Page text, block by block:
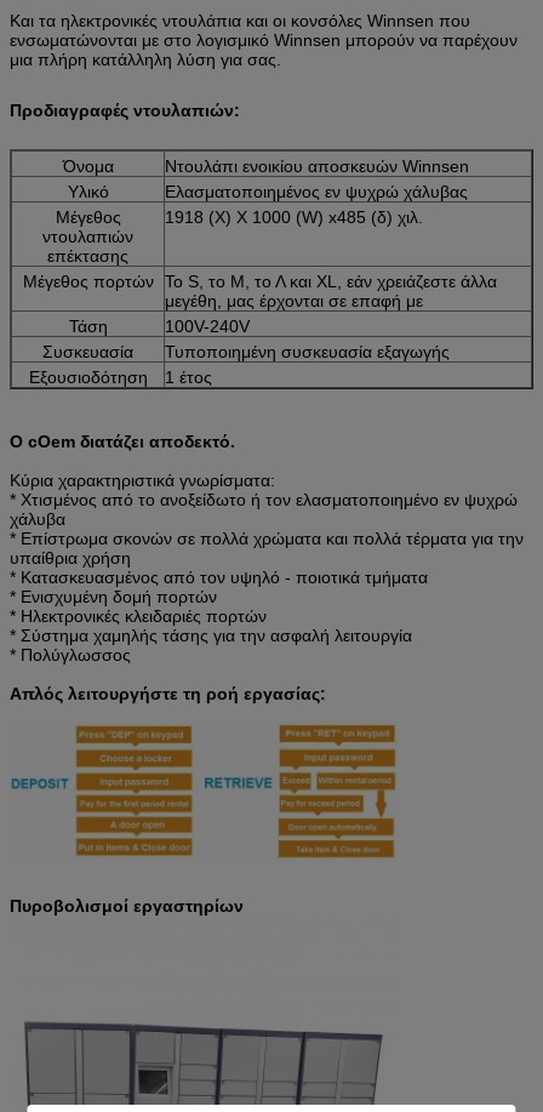
Και τα ηλεκτρονικές ντουλάπια και οι κονσόλες Winnsen που
ενσωματώνονται με στο λογισμικό Winnsen μπορούν να παρέχουν
μια πλήρη κατάλληλη λύση για σας.
Προδιαγραφές ντουλαπιών:
Όνομα
Ντουλάπι ενοικίου αποσκευών Winnsen
Υλικό
Ελασματοποιημένος εν ψυχρώ χάλυβας
Μέγεθος
ντουλαπιών
επέκτασης
1918 (Χ) Χ 1000 (W) x485 (δ) χιλ.
Μέγεθος πορτών Το S, το Μ, το Λ και XL, εάν χρειάζεστε άλλα
μεγέθη, μας έρχονται σε επαφή με
Τάση
100V-240V
Συσκευασία
Τυποποιημένη συσκευασία εξαγωγής
Εξουσιοδότηση
1 έτος
Ο cOem διατάζει αποδεκτό.
Κύρια χαρακτηριστικά γνωρίσματα:
* Χτισμένος από το ανοξείδωτο ή τον ελασματοποιημένο εν ψυχρώ
χάλυβα
* Επίστρωμα σκονών σε πολλά χρώματα και πολλά τέρματα για την
υπαίθρια χρήση
* Κατασκευασμένος από τον υψηλό - ποιοτικά τμήματα
* Ενισχυμένη δομή πορτών
* Ηλεκτρονικές κλειδαριές πορτών
* Σύστημα χαμηλής τάσης για την ασφαλή λειτουργία
* Πολύγλωσσος
Απλός λειτουργήστε τη ροή εργασίας:
Πυροβολισμοί εργαστηρίων